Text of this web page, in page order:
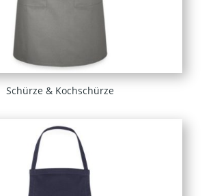
Schürze & Kochschürze